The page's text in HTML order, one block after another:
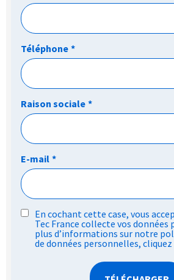
Téléphone *
Raison sociale *
E-mail *
RGPDEn cochant cette case, vous
Tec France collecte vos données
plus d’informations sur notre
de données personnelles, cliquez